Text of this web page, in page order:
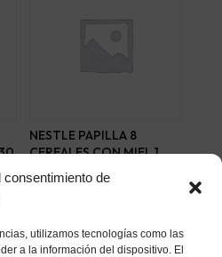
consentimiento de
utilizamos tecnologías como las
a la información del dispositivo. El
NESTLE PAPILLA 8
CEREALES CON MIEL 1
ENVASE 950 G
Añadir al carrito